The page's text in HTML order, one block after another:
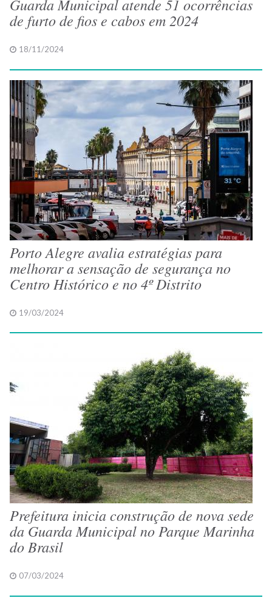
Guarda Municipal atende 51 ocorrências
de furto de fios e cabos em 2024
18/11/2024
Porto Alegre avalia estratégias para
melhorar a sensação de segurança no
Centro Histórico e no 4º Distrito
19/03/2024
Prefeitura inicia construção de nova sede
da Guarda Municipal no Parque Marinha
do Brasil
07/03/2024